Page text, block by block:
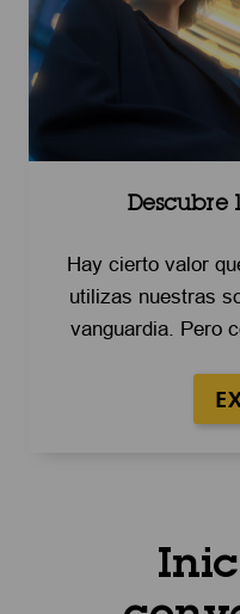
Descubre
Hay cierto valor
utilizas nuestras
vanguardia. Pero